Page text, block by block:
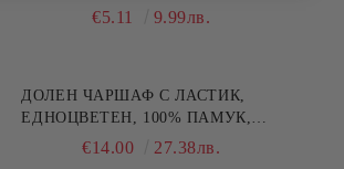
МАЙКА/БАБА , РАЗМЕР:
€5.11 9.99лв.
ДОЛЕН ЧАРШАФ С ЛАСТИК,
ЕДНОЦВЕТЕН, 100% ПАМУК,
РАЗЛИЧНИ РАЗМЕРИ
€14.00 27.38лв.